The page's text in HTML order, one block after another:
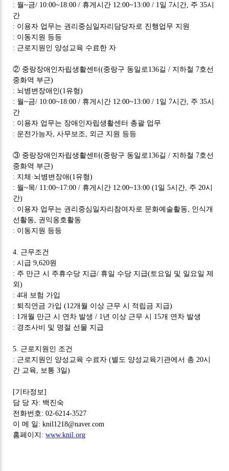
: 월~금/ 10:00~18:00 / 휴게시간 12:00~13:00 / 1 일 7시간 주35시
간
: 이용자 업무는 권리중심일자리담당자로 진행업무 지원
: 이동지원 등등
: 근로지원인 양성교육 수료한 자
② 중랑장애인자립생활센터(중랑구 동일로 136길/ 지하철 7호선
중화역 부근)
: 뇌병변장애인(1 유형)
: 월~금/ 10:00~18:00 / 휴게시간 12:00~13:00 / 1 일 7시간 주35시
간
: 이용자 업무는 장애인자립생활센터 총괄 업무
: 운전가능자 ,사무보조 외근 지원 등등
③ 중랑장애인자립생활센터(중랑구 동일로 136길/ 지하철 7호선
중화역 부근)
: 지체 · 뇌병변장애(1 유형)
: 월~목/ 11:00~17:00 / 휴게시간 12:00~13:00 (1 일5시간 주 20시
간)
: 이용자 업무는 권리중심일자리참여자로 문화예술활동
인식개
선활동
권익옹호활동
: 이동지원 등등
4. 근무조건
:시급9,620원
: 주 만근 시 주휴수당 지급/ 휴일 수당 지급(토요일 및 일요일 제
외)
: 4대 보험 가입
: 퇴직연금 가입(12개월 이상 근무 시 적립금 지급)
: 1 개월 만근 시 연차 발생/ 1 년 이상 근무 시 15개 연차 발생
: 경조사비 및 명절 선물 지급
5. 근로지원인 조건
: 근로지원인 양성교육 수료자(별도 양성교육기관에서 총 20시
간 교육
보통3일)
[기타정보]
담 당 자: 백진숙
전화번호: 02-6214-3527
이 메 일 : knil1218@naver.com
홈페이지 :www.knil.org